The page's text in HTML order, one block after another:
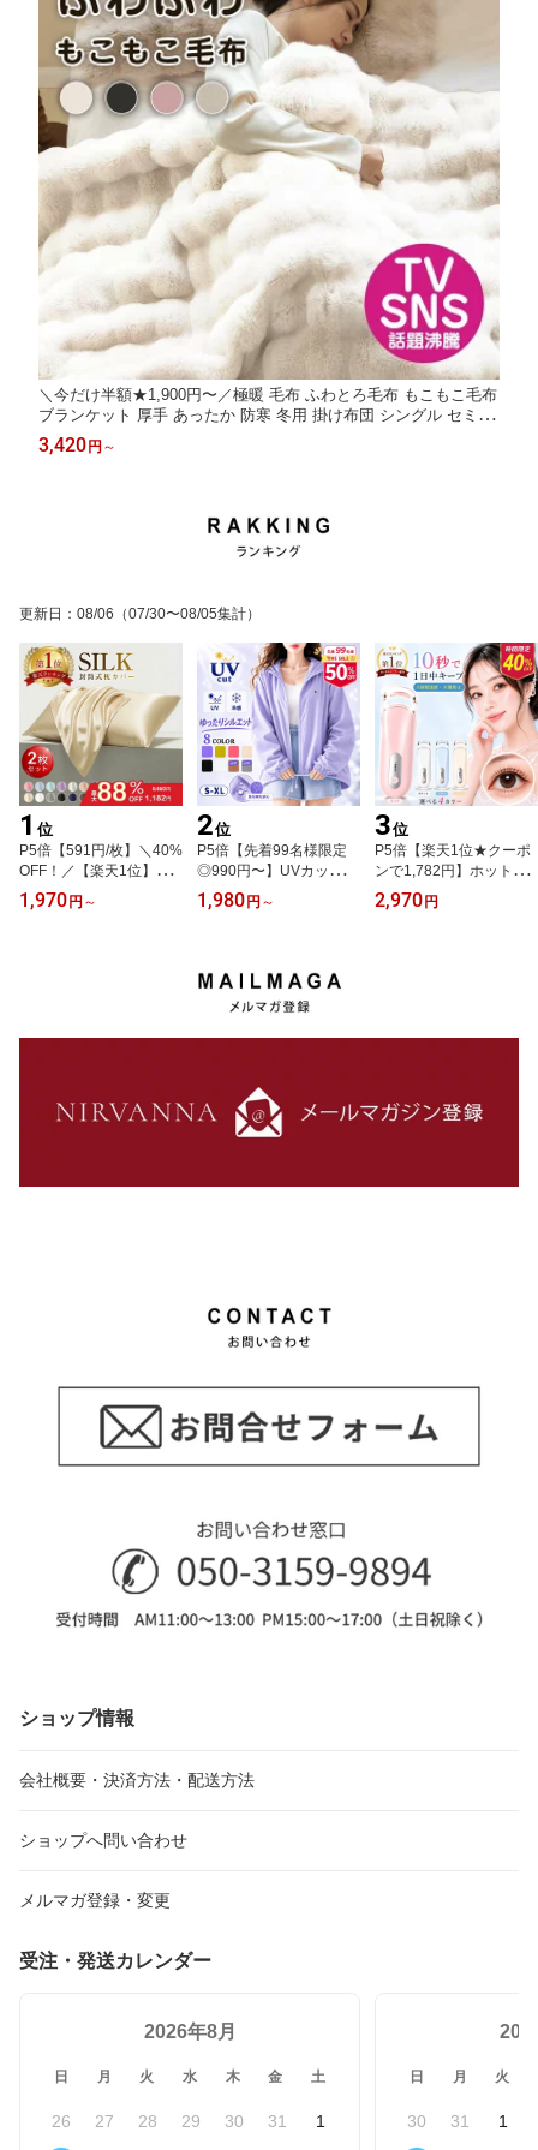
＼今だけ半額★1,900円〜／極暖 毛布 ふわとろ毛布 もこもこ毛布
ブランケット 厚手 あったか 防寒 冬用 掛け布団 シングル セミダ
ブル ダブル マイクロファイバー 軽い 洗える ひざ掛け ギフト ふ
わふわ 子供 大人用 家族用 暖かい 大型 冷え性 寝室 リビング
3,420 円 ～
更新日 ： 08/06 （07/30〜08/05集計）
1 位
P5倍【591円/枚】＼40%
OFF！／【楽天1位】シ
ルク枕カバー 2枚セット
通気性 冷感 最高級6A [全
湿 絹 ピローケース ギフ
1,970円 ～
2位
P5倍【先着99名様限定
◎990円〜】UVカット
パーカー レディース UV
パーカー UPF50+ 接触冷
ト丈 クロップド丈 フー
ド付き ダブルジップ 冷
房対策 羽織り 通勤 通学
UV対策 送料無料
1,980円 ～
3位
P5倍【楽天1位★クーポ
ンで1,782円】ホットビ
ューラー 挟む タイプ 初
心者向け まつ毛カーラー
シュカーラー 自動OFF
2,970円
ショップ情報
会社概要・決済方法・配送方法
ショップへ問い合わせ
メルマガ登録・変更
受注・発送カレンダー
2026年8月
日 月 火 水 木 金 土
26 27 28 29 30 31 1
日 月 火
30 31 1